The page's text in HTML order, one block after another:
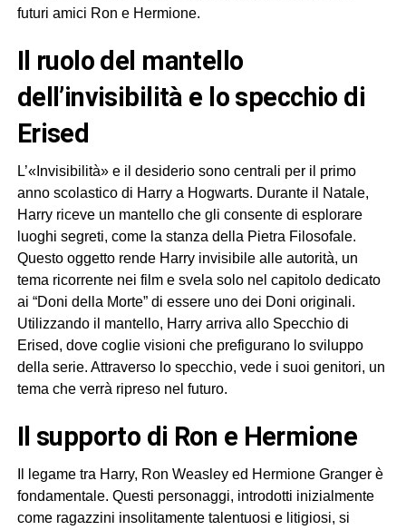
futuri amici Ron e Hermione.
il ruolo del mantello
dell’invisibilità e lo specchio di
Erised
L’«Invisibilità» e il desiderio sono centrali per il primo
anno scolastico di Harry a Hogwarts. Durante il Natale,
Harry riceve un mantello che gli consente di esplorare
luoghi segreti, come la stanza della Pietra Filosofale.
Questo oggetto rende Harry invisibile alle autorità, un
tema ricorrente nei film e svela solo nel capitolo dedicato
ai “Doni della Morte” di essere uno dei Doni originali.
Utilizzando il mantello, Harry arriva allo Specchio di
Erised, dove coglie visioni che prefigurano lo sviluppo
della serie. Attraverso lo specchio, vede i suoi genitori, un
tema che verrà ripreso nel futuro.
il supporto di Ron e Hermione
Il legame tra Harry, Ron Weasley ed Hermione Granger è
fondamentale. Questi personaggi, introdotti inizialmente
come ragazzini insolitamente talentuosi e litigiosi, si